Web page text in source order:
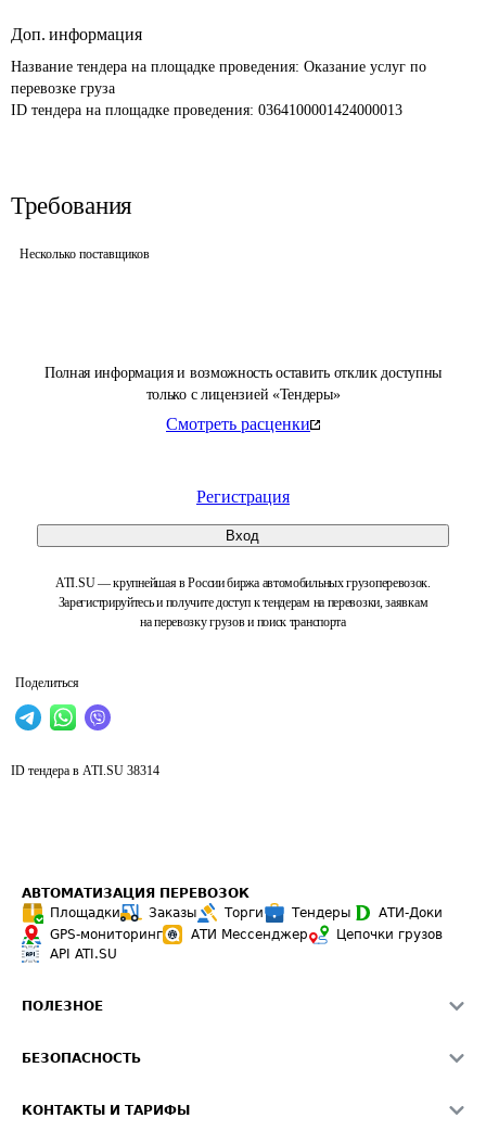
Полная информация и возможность оставить отклик доступны
только с лицензией «Тендеры»
Смотреть расценки
Регистрация
Вход
ATI.SU — крупнейшая в России биржа автомобильных грузоперевозок.
Зарегистрируйтесь и получите доступ к тендерам на перевозки, заявкам
на перевозку грузов и поиск транспорта
Поделиться
Доп. информация
Название тендера на площадке проведения: Оказание услуг по
перевозке груза
ID тендера на площадке проведения: 0364100001424000013
Требования
Несколько поставщиков
ID тендера в ATI.SU 38314
АВТОМАТИЗАЦИЯ ПЕРЕВОЗОК
Площадки
Заказы Торги Тендеры
АТИ-Доки
GPS-мониторинг
АТИ Мессенджер
Цепочки грузов
API ATI.SU
ПОЛЕЗНОЕ
Звезды ATI.SU на вашем сайте
БЕЗОПАСНОСТЬ
КОНТАКТЫ И ТАРИФЫ